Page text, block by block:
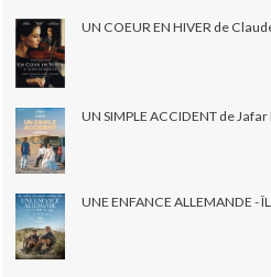
UN COEUR EN HIVER de
UN SIMPLE ACCIDENT de
UNE ENFANCE ALLEMANDE -